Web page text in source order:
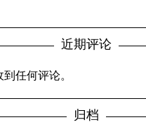
近期评论
任何评论。
归档